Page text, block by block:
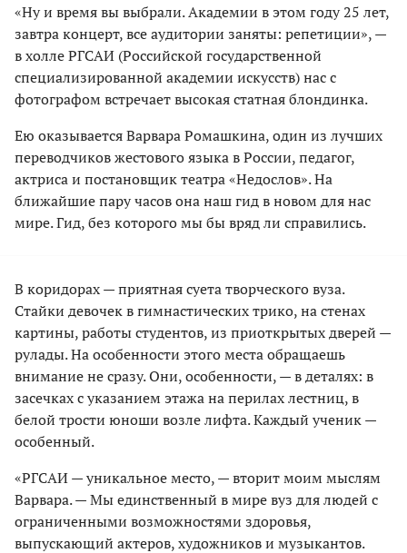
«Ну и время вы выбрали. Академии в этом году 25 лет,
завтра концерт, все аудитории заняты: репетиции», —
в холле РГСАИ (Российской государственной
специализированной академии искусств) нас с
фотографом встречает высокая статная блондинка.
Ею оказывается Варвара Ромашкина, один из лучших
переводчиков жестового языка в России, педагог,
актриса и постановщик театра «Недослов». На
ближайшие пару часов она наш гид в новом для нас
мире. Гид, без которого мы бы вряд ли справились.
В коридорах — приятная суета творческого вуза.
Стайки девочек в гимнастических трико, на стенах
картины, работы студентов, из приоткрытых дверей —
рулады. На особенности этого места обращаешь
внимание не сразу. Они, особенности, — в деталях: в
засечках с указанием этажа на перилах лестниц, в
белой трости юноши возле лифта. Каждый ученик —
особенный.
«РГСАИ — уникальное место, — вторит моим мыслям
Варвара. — Мы единственный в мире вуз для людей с
ограниченными возможностями здоровья,
выпускающий актеров, художников и музыкантов.